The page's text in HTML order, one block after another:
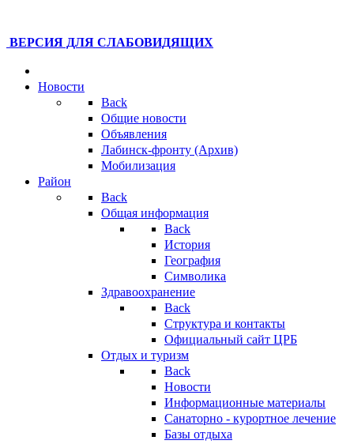
ВЕРСИЯ ДЛЯ СЛАБОВИДЯЩИХ
Новости
Back
Общие новости
Объявления
Лабинск-фронту (Архив)
Мобилизация
Район
Back
Общая информация
Back
История
География
Символика
Здравоохранение
Back
Структура и контакты
Официальный сайт ЦРБ
Отдых и туризм
Back
Новости
Информационные материалы
Санаторно - курортное лечение
Базы отдыха